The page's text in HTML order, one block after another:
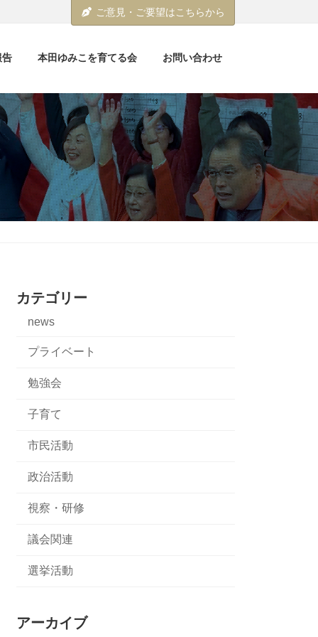
ご意見・ご要望はこちらから
告 本田ゆみこを育てる会 お問い合わせ
カテゴリー
news
プライベート
勉強会
子育て
市民活動
政治活動
視察・研修
議会関連
選挙活動
アーカイブ